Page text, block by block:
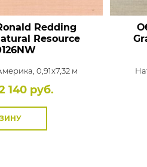
Redding
Resource
0,91x7,32 м
140 руб.